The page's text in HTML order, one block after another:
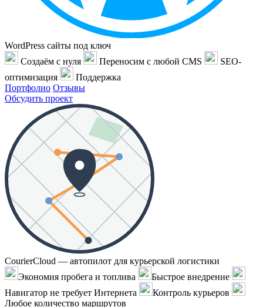
WordPress сайты под ключ
Создаём с нуля
Переносим с любой CMS
SEO-
оптимизация
Поддержка
Портфолио Отзывы
Обсудить проект
CourierCloud — автопилот для курьерской логистики
Экономия пробега и топлива
Быстрое внедрение
Навигатор не требует Интернета
Контроль курьеров
Любое количество маршрутов